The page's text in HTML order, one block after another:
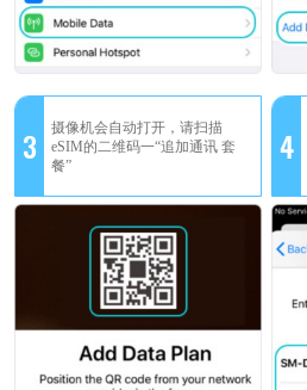
3
摄像机会自动打开，请扫描
eSIM的二维码一“追加通讯 套
餐”
4